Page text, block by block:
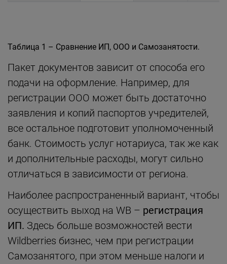
Таблица 1 – Сравнение ИП, ООО и Самозанятости.
Пакет документов зависит от способа его
подачи на оформление. Например, для
регистрации ООО может быть достаточно
заявления и копий паспортов учредителей,
все остальное подготовит уполномоченный
банк. Стоимость услуг нотариуса, так же как
и дополнительные расходы, могут сильно
отличаться в зависимости от региона.
Наиболее распространенный вариант, чтобы
осуществить выход на WB – регистрация
ИП. Здесь больше возможностей вести
Wildberries бизнес, чем при регистрации
Самозанятого, при этом меньше налоги и